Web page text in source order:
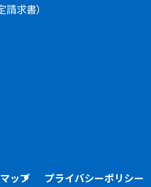
求書）
ップ プライバシーポリシー